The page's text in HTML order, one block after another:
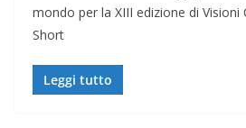
mondo per la XIII edizione di
Short
Leggi tutto